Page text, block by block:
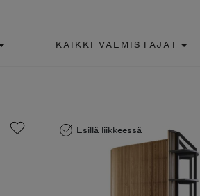
KAIKKI VALMISTAJAT
Esillä liikkeessä